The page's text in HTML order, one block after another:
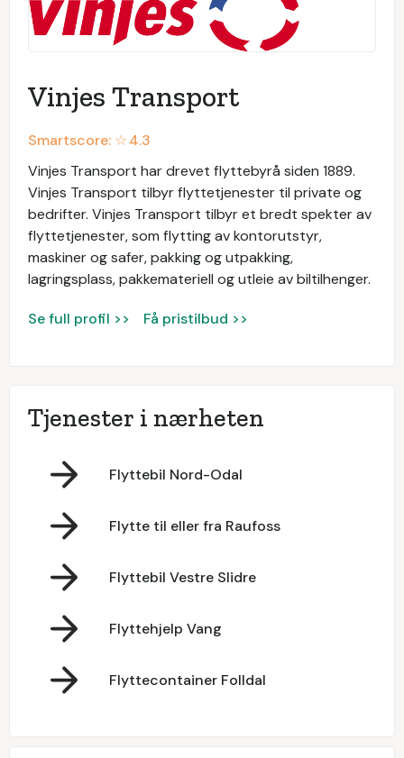
Vinjes Transport
Smartscore: ☆4.3
Vinjes Transport har drevet flyttebyrå siden 1889.
Vinjes Transport tilbyr flyttetjenester til private og
bedrifter. Vinjes Transport tilbyr et bredt spekter av
flyttetjenester, som flytting av kontorutstyr,
maskiner og safer, pakking og utpakking,
lagringsplass, pakkemateriell og utleie av biltilhenger.
Se full profil >> Få pristilbud >>
Tjenester i nærheten
Flyttebil Nord-Odal
Flytte til eller fra Raufoss
Flyttebil Vestre Slidre
Flyttehjelp Vang
Flyttecontainer Folldal